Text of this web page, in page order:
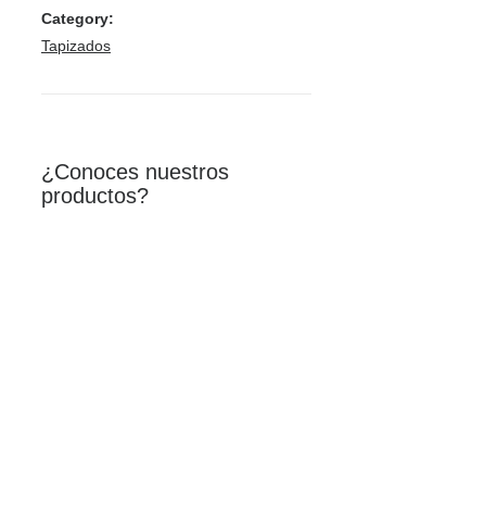
Category:
Tapizados
¿Conoces nuestros
productos?